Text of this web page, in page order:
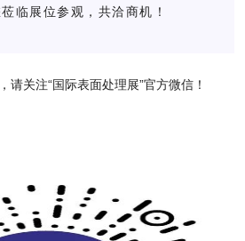
临展位参观，共洽商机！
请关注“国际表面处理展”官方微信！